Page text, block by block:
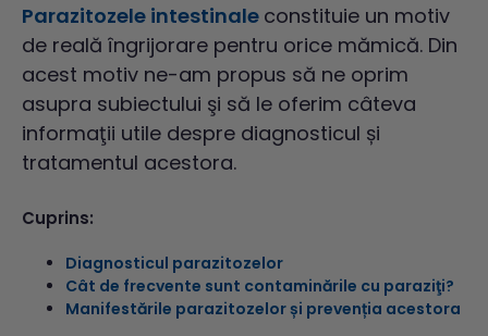
Parazitozele intestinale constituie un motiv
de reală îngrijorare pentru orice mămică. Din
acest motiv ne-am propus să ne oprim
asupra subiectului şi să le oferim câteva
informaţii utile despre diagnosticul și
tratamentul acestora.
Cuprins:
Diagnosticul parazitozelor
Cât de frecvente sunt contaminările cu paraziţi?
Manifestările parazitozelor și prevenția acestora